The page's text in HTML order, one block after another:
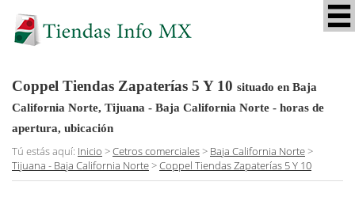
Coppel Tiendas Zapaterías 5 Y 10 situado en Baja
California Norte, Tijuana - Baja California Norte - horas de
apertura, ubicación
Tú estás aquí: Inicio >Cetros comerciales> Baja California Norte>
Tijuana - Baja California Norte>Coppel Tiendas Zapaterías 5 Y 10